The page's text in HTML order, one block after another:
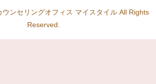
ンセリングオフィス マイスタイル All Rights
Reserved.